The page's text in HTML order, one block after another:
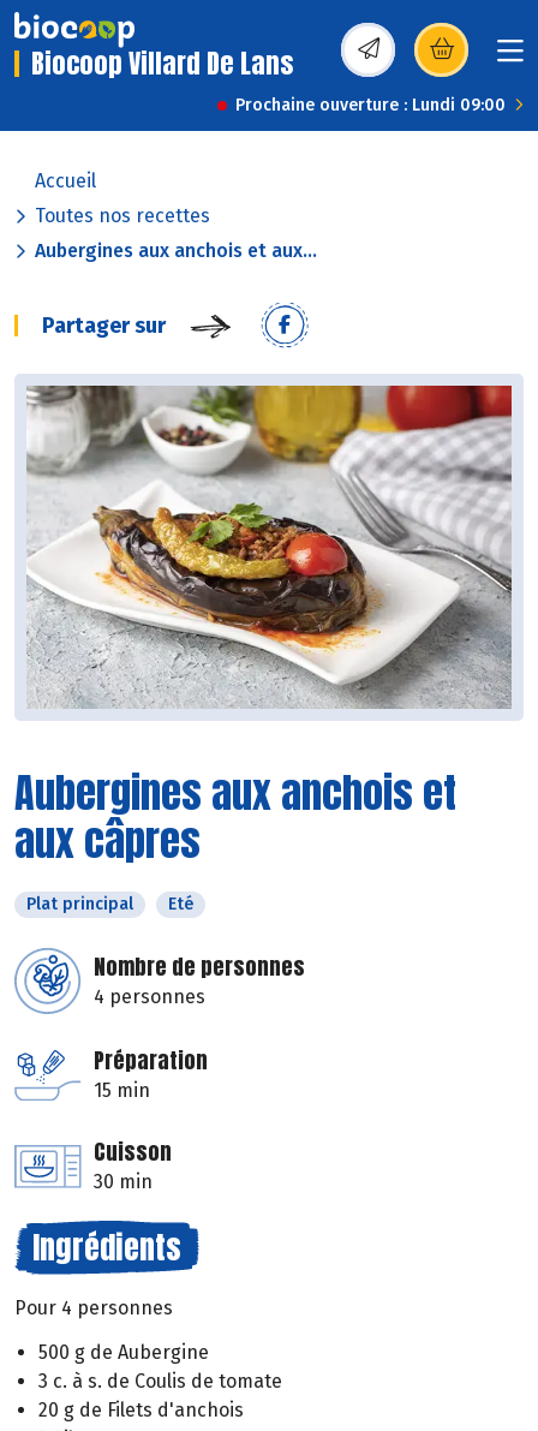
Biocoop Villard De Lans (s’ouvre dans une
Prochaine ouverture : Lundi 09:00
Accueil
Toutes nos recettes
Aubergines aux anchois et aux...
Partager sur
Aubergines aux anchois et
aux câpres
Plat principal Eté
Nombre de personnes
4 personnes
Préparation
15 min
Cuisson
30 min
Ingrédients
Pour 4 personnes
500 g de Aubergine
3 c. à s. de Coulis de tomate
20 g de Filets d'anchois